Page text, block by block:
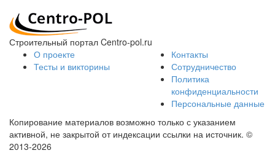
Строительный портал Centro-pol.ru
О проекте
Тесты и викторины
Контакты
Сотрудничество
Политика
конфиденциальности
Персональные данные
Копирование материалов возможно только с указанием
активной, не закрытой от индексации ссылки на источник. ©
2013-2026